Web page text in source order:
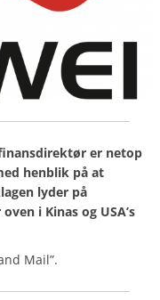
er netop
henblik på at
lyder på
i Kinas og USA’s
Mail”.